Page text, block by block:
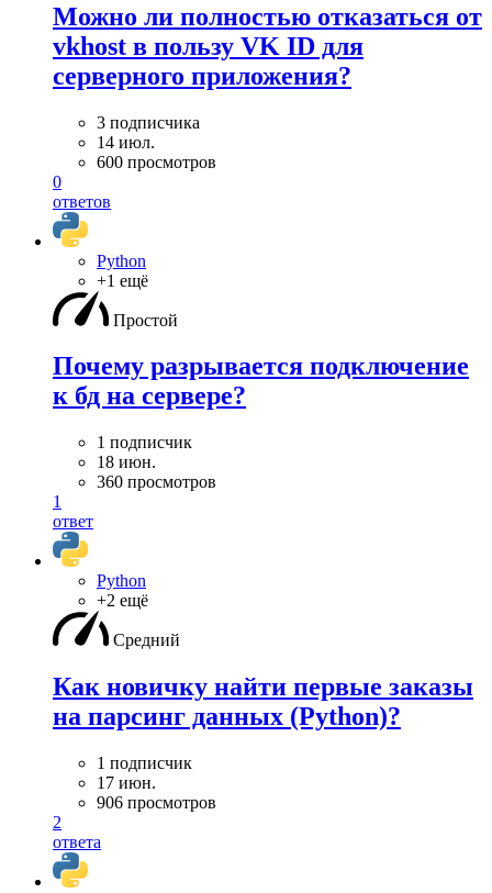
Можно ли полностью отказаться от
vkhost в пользу VK ID для
серверного приложения?
3 подписчика
14 июл.
600 просмотров
0
ответов
Python
+1 ещё
Простой
Почему разрывается подключение
к бд на сервере?
1 подписчик
18 июн.
360 просмотров
1
ответ
Python
+2 ещё
Средний
Как новичку найти первые заказы
на парсинг данных (Python)?
1 подписчик
17 июн.
906 просмотров
2
ответа